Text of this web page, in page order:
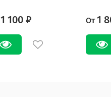
1 100 ₽ От 1